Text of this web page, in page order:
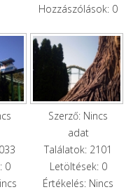
Hozzászólások: 0
0
Szerző: Nincs
adat
Találatok: 2101
Letöltések: 0
Értékelés: Nincs